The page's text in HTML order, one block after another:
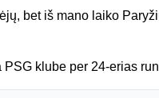
bet iš mano laiko
klube per 24-erias